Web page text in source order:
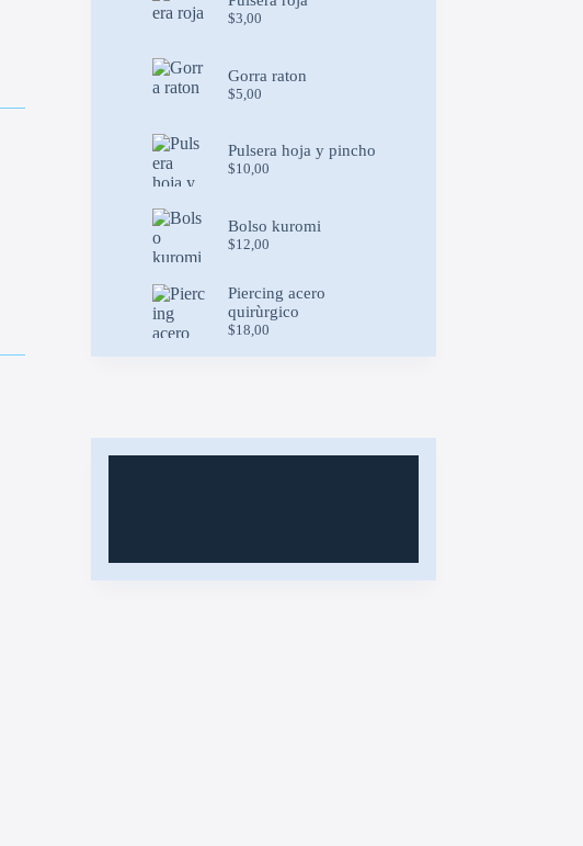
$3,00
Gorra raton
$5,00
Pulsera hoja y pincho
$10,00
Bolso kuromi
$12,00
Piercing acero
quirùrgico
$18,00